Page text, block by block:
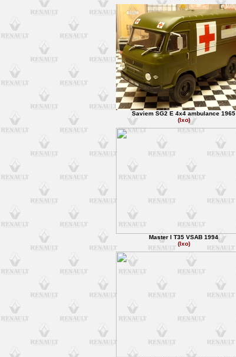
Saviem SG2 E 4x4 ambulance 1965
(Ixo)
Master I T35 VSAB 1994
(Ixo)